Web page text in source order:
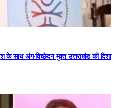
साथ अंग-विच्छेदन मुक्त उत्तराखंड की दिशा